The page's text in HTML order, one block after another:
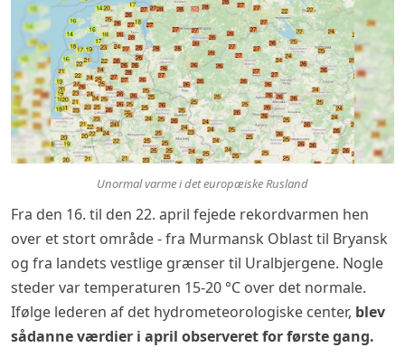
Unormal varme i det europæiske Rusland
Fra den 16. til den 22. april fejede rekordvarmen hen
over et stort område - fra Murmansk Oblast til Bryansk
og fra landets vestlige grænser til Uralbjergene. Nogle
steder var temperaturen 15-20 °C over det normale.
Ifølge lederen af det hydrometeorologiske center, blev
sådanne værdier i april observeret for første gang.